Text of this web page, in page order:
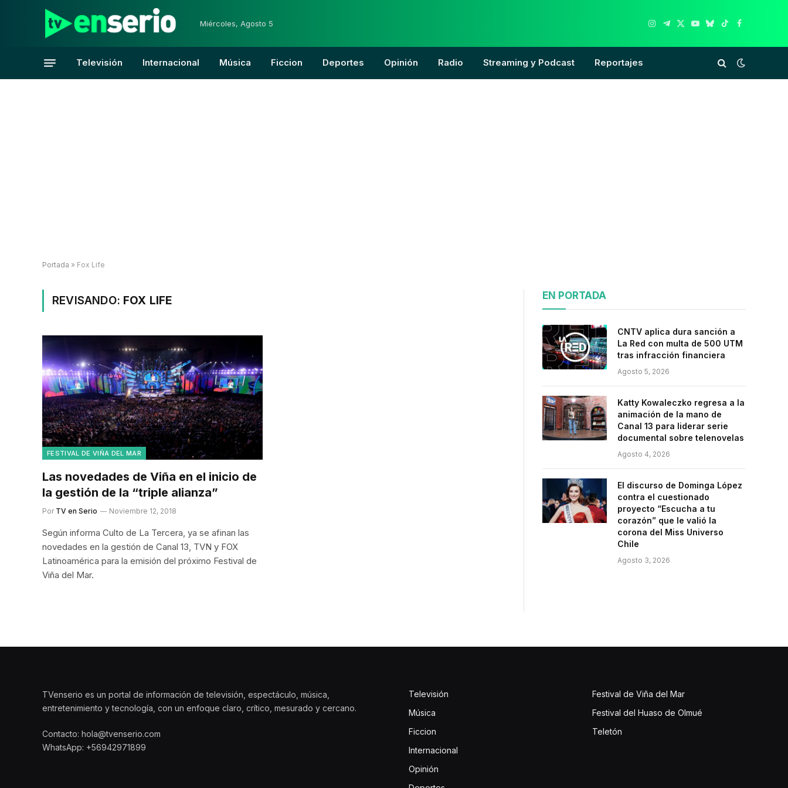
Miércoles, Agosto 5
Instagram
Telegram
X
YouTube
Bluesky
TikTokFacebook
Televisión Internacional Música Ficcion Deportes Opinión Radio Streaming y Podcast Reportajes
Portada » Fox Life
REVISANDO: FOX LIFE
FESTIVAL DE VIÑA DEL MAR
Las novedades de Viña en el inicio de
la gestión de la “triple alianza”
Por TV en Serio Noviembre 12, 2018
Según informa Culto de La Tercera, ya se afinan las
novedades en la gestión de Canal 13, TVN y FOX
Latinoamérica para la emisión del próximo Festival de
Viña del Mar.
EN PORTADA
CNTV aplica dura sanción a
La Red con multa de 500 UTM
tras infracción financiera
Agosto 5, 2026
Katty Kowaleczko regresa a la
animación de la mano de
Canal 13 para liderar serie
documental sobre telenovelas
Agosto 4, 2026
El discurso de Dominga López
contra el cuestionado
proyecto “Escucha a tu
corazón” que le valió la
corona del Miss Universo
Chile
Agosto 3, 2026
TVenserio es un portal de información de televisión, espectáculo, música,
entretenimiento y tecnología, con un enfoque claro, crítico, mesurado y cercano.
Contacto: hola@tvenserio.com
WhatsApp: +56942971899
Televisión
Música
Ficcion
Internacional
Opinión
Festival de Viña del Mar
Festival del Huaso de Olmué
Teletón